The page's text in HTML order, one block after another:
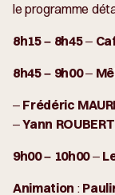
le programme
8h15 – 8h45–
8h45 – 9h00–
– Frédéric
–Yann ROUBERT
9h00 – 10h00–
Animation :